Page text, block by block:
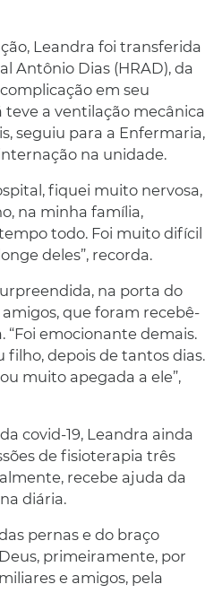
Leandra foi transferida
Antônio Dias (HRAD), da
em seu
teve a ventilação mecânica
seguiu para a Enfermaria,
na unidade.
fiquei muito nervosa,
na minha família,
todo. Foi muito difícil
deles”, recorda.
na porta do
que foram recebê-
“Foi emocionante demais.
filho, depois de tantos dias.
muito apegada a ele”,
covid-19, Leandra ainda
de fisioterapia três
recebe ajuda da
diária.
pernas e do braço
primeiramente, por
e amigos, pela